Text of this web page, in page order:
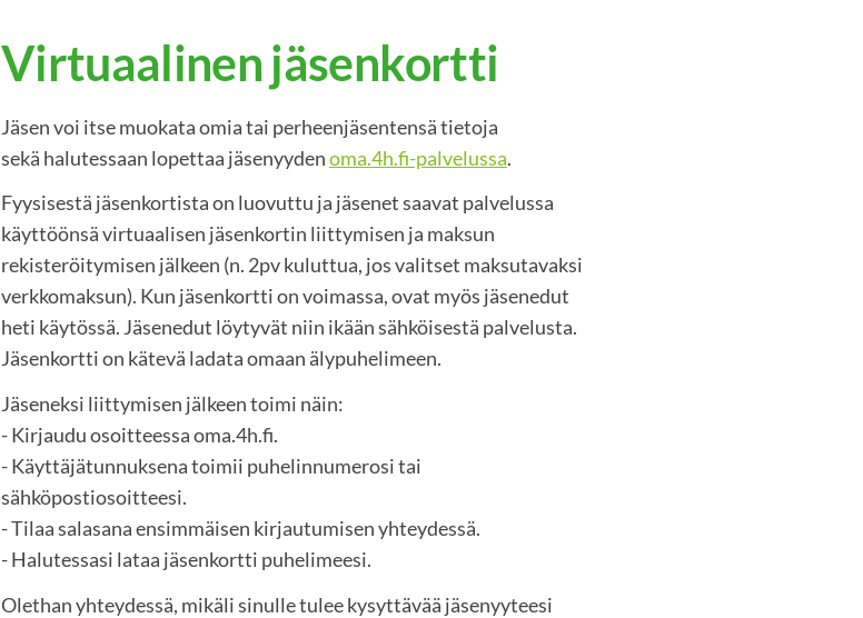
Virtuaalinen jäsenkortti
Jäsen voi itse muokata omia tai perheenjäsentensä tietoja
sekä halutessaan lopettaa jäsenyydenoma.4h.fi-palvelussa.
Fyysisestä jäsenkortista on luovuttu ja jäsenet saavat palvelussa
käyttöönsä virtuaalisen jäsenkortin liittymisen ja maksun
rekisteröitymisen jälkeen (n. 2pv kuluttua, jos valitset maksutavaksi
verkkomaksun). Kun jäsenkortti on voimassa, ovat myös jäsenedut
heti käytössä. Jäsenedut löytyvät niin ikään sähköisestä palvelusta.
Jäsenkortti on kätevä ladata omaan älypuhelimeen.
Jäseneksi liittymisen jälkeen toimi näin:
- Kirjaudu osoitteessa oma.4h.fi.
- Käyttäjätunnuksena toimii puhelinnumerosi tai
sähköpostiosoitteesi.
- Tilaa salasana ensimmäisen kirjautumisen yhteydessä.
- Halutessasi lataa jäsenkortti puhelimeesi.
Olethan yhteydessä, mikäli sinulle tulee kysyttävää jäsenyyteesi